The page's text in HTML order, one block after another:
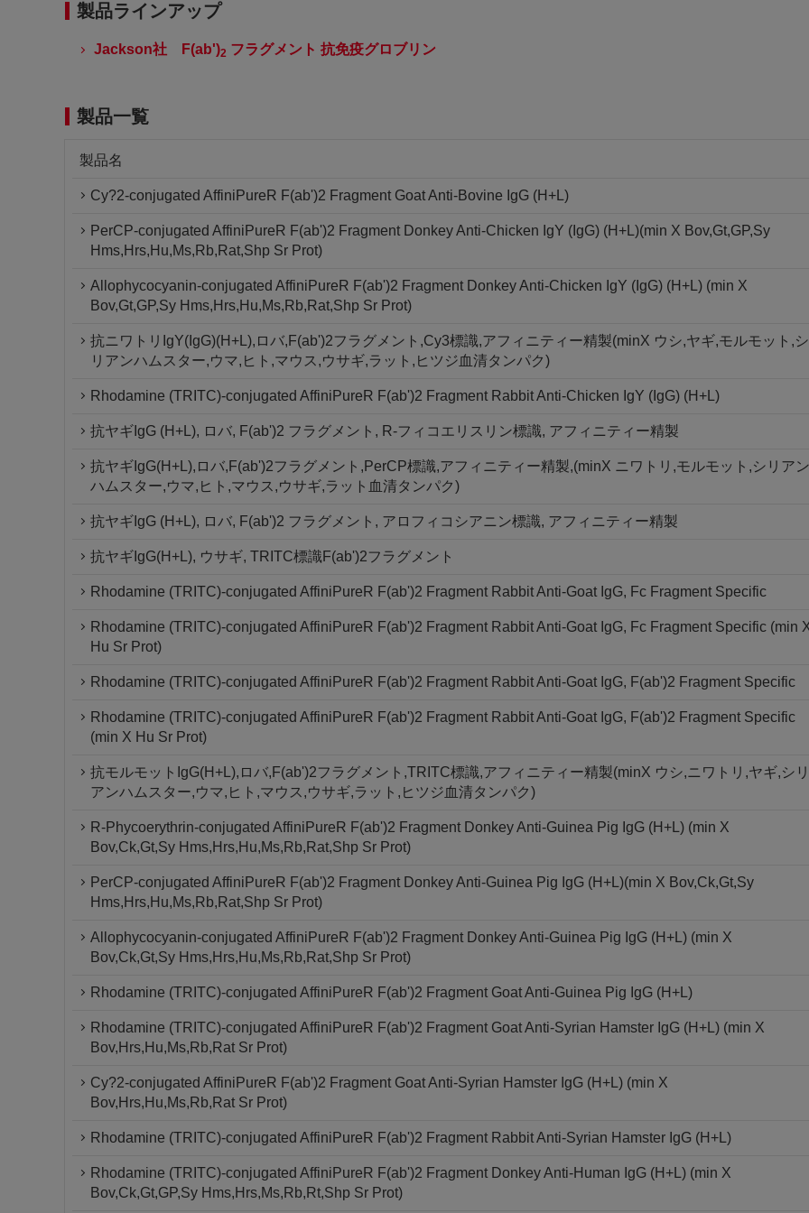
製品ラインアップ
Jackson社 F(ab')2 フラグメント 抗免疫グロブリン
製品一覧
製品名
Cy?2-conjugated AffiniPureR F(ab')2 Fragment Goat Anti-Bovine IgG (H+L)
PerCP-conjugated AffiniPureR F(ab')2 Fragment Donkey Anti-Chicken IgY (IgG) (H+L)(min X Bov,Gt,GP,Sy
Hms,Hrs,Hu,Ms,Rb,Rat,Shp Sr Prot)
Allophycocyanin-conjugated AffiniPureR F(ab')2 Fragment Donkey Anti-Chicken IgY (IgG) (H+L) (min X
Bov,Gt,GP,Sy Hms,Hrs,Hu,Ms,Rb,Rat,Shp Sr Prot)
抗ニワトリIgY(IgG)(H+L),ロバ,F(ab')2フラグメント,Cy3標識,アフィニティー精製(minX ウシ,ヤギ,モルモット,シ
リアンハムスター,ウマ,ヒト,マウス,ウサギ,ラット,ヒツジ血清タンパク)
Rhodamine (TRITC)-conjugated AffiniPureR F(ab')2 Fragment Rabbit Anti-Chicken IgY (IgG) (H+L)
抗ヤギIgG (H+L), ロバ, F(ab')2 フラグメント, R-フィコエリスリン標識, アフィニティー精製
抗ヤギIgG(H+L),ロバ,F(ab')2フラグメント,PerCP標識,アフィニティー精製,(minX ニワトリ,モルモット,シリアン
ハムスター,ウマ,ヒト,マウス,ウサギ,ラット血清タンパク)
抗ヤギIgG (H+L), ロバ, F(ab')2 フラグメント, アロフィコシアニン標識, アフィニティー精製
抗ヤギIgG(H+L), ウサギ, TRITC標識F(ab')2フラグメント
Rhodamine (TRITC)-conjugated AffiniPureR F(ab')2 Fragment Rabbit Anti-Goat IgG, Fc Fragment Specific
Rhodamine (TRITC)-conjugated AffiniPureR F(ab')2 Fragment Rabbit Anti-Goat IgG, Fc Fragment Specific (min
Hu Sr Prot)
Rhodamine (TRITC)-conjugated AffiniPureR F(ab')2 Fragment Rabbit Anti-Goat IgG, F(ab')2 Fragment Specific
Rhodamine (TRITC)-conjugated AffiniPureR F(ab')2 Fragment Rabbit Anti-Goat IgG, F(ab')2 Fragment Specific
(min X Hu Sr Prot)
抗モルモットIgG(H+L),ロバ,F(ab')2フラグメント,TRITC標識,アフィニティー精製(minX ウシ,ニワトリ,ヤギ,シリ
アンハムスター,ウマ,ヒト,マウス,ウサギ,ラット,ヒツジ血清タンパク)
R-Phycoerythrin-conjugated AffiniPureR F(ab')2 Fragment Donkey Anti-Guinea Pig IgG (H+L) (min X
Bov,Ck,Gt,Sy Hms,Hrs,Hu,Ms,Rb,Rat,Shp Sr Prot)
PerCP-conjugated AffiniPureR F(ab')2 Fragment Donkey Anti-Guinea Pig IgG (H+L)(min X Bov,Ck,Gt,Sy
Hms,Hrs,Hu,Ms,Rb,Rat,Shp Sr Prot)
Allophycocyanin-conjugated AffiniPureR F(ab')2 Fragment Donkey Anti-Guinea Pig IgG (H+L) (min X
Bov,Ck,Gt,Sy Hms,Hrs,Hu,Ms,Rb,Rat,Shp Sr Prot)
Rhodamine (TRITC)-conjugated AffiniPureR F(ab')2 Fragment Goat Anti-Guinea Pig IgG (H+L)
Rhodamine (TRITC)-conjugated AffiniPureR F(ab')2 Fragment Goat Anti-Syrian Hamster IgG (H+L) (min X
Bov,Hrs,Hu,Ms,Rb,Rat Sr Prot)
Cy?2-conjugated AffiniPureR F(ab')2 Fragment Goat Anti-Syrian Hamster IgG (H+L) (min X
Bov,Hrs,Hu,Ms,Rb,Rat Sr Prot)
Rhodamine (TRITC)-conjugated AffiniPureR F(ab')2 Fragment Rabbit Anti-Syrian Hamster IgG (H+L)
Rhodamine (TRITC)-conjugated AffiniPureR F(ab')2 Fragment Donkey Anti-Human IgG (H+L) (min X
Bov,Ck,Gt,GP,Sy Hms,Hrs,Ms,Rb,Rt,Shp Sr Prot)